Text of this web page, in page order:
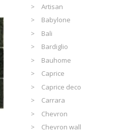
Artisan
Babylone
Bali
Bardiglio
Bauhome
Caprice
Caprice deco
Carrara
Chevron
Chevron wall